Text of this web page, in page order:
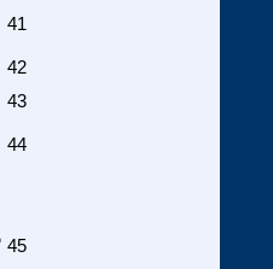
41
42
43
44
45